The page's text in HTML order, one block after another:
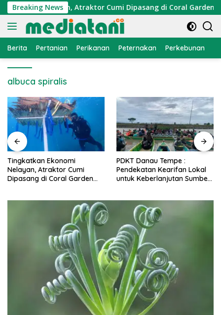
Langsung
ke
konten
Breaking News
Nelayan, Atraktor Cumi Dipasang di Coral Garden
Berita Pertanian Perikanan Peternakan Perkebunan
albuca spiralis
PDKT Danau Tempe :
Pendekatan Kearifan Lokal
untuk Keberlanjutan Sumber
Cara Mengatasi Penyakit
PMK pada Sapi Perah
Alami dan Medis